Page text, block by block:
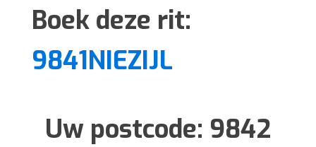
Boek deze rit:
9841NIEZIJL
Uw postcode: 9842